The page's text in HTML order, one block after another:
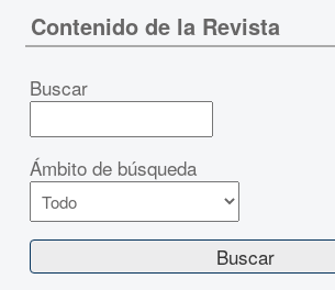
Contenido de la Revista
Buscar
Ámbito de búsqueda